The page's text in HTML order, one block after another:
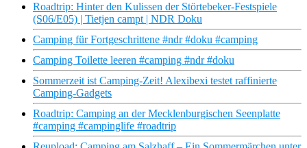
Roadtrip: Hinter den Kulissen der Störtebeker-Festspiele
(S06/E05) | Tietjen campt | NDR Doku
Camping für Fortgeschrittene #ndr #doku #camping
Camping Toilette leeren #camping #ndr #doku
Sommerzeit ist Camping-Zeit! Alexibexi testet raffinierte
Camping-Gadgets
Roadtrip: Camping an der Mecklenburgischen Seenplatte
#camping #campinglife #roadtrip